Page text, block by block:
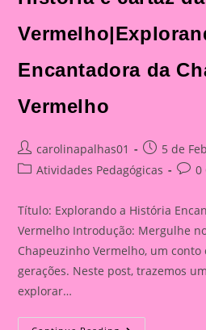
Encantadora da
Vermelho
Post
author:
carolinapalhas01
Post
published:
5 de
PostAtividades Pedagógicas
Post0
Título: Explorando a História
Vermelho Introdução: Mergulhe
Chapeuzinho Vermelho, um conto
gerações. Neste post, trazemos
explorar…